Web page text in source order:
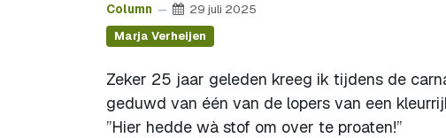
Column 29 juli 2025
Marja Verheijen
Zeker 25 jaar geleden kreeg ik tijdens de
geduwd van één van de lopers van een
”Hier hedde wà stof om over te proaten!”